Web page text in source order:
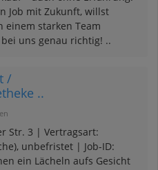
Job mit Zukunft, willst
einem starken Team
uns genau richtig! ..
/
..
Str. 3 | Vertragsart:
unbefristet | Job-ID:
ein Lächeln aufs Gesicht